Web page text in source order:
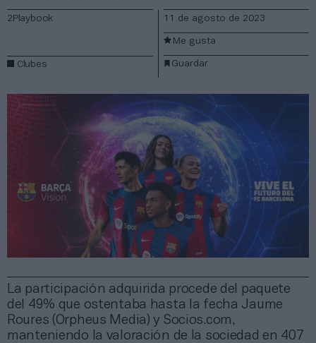
La participación adquirida procede del paquete
del 49% que ostentaba hasta la fecha Jaume
Roures (Orpheus Media) y Socios.com,
manteniendo la valoración de la sociedad en 407
2Playbook
Clubes
11 de agosto de 2023
Guardar
Me gusta